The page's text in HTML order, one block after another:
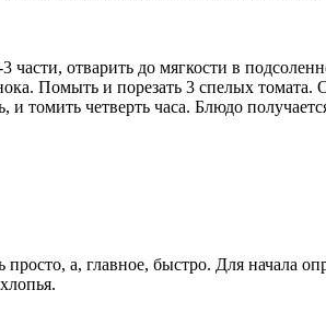
отварить до мягкости в
Помыть и порезать 3 спелых
томить четверть часа. Блюдо
а, главное, быстро. Для начала